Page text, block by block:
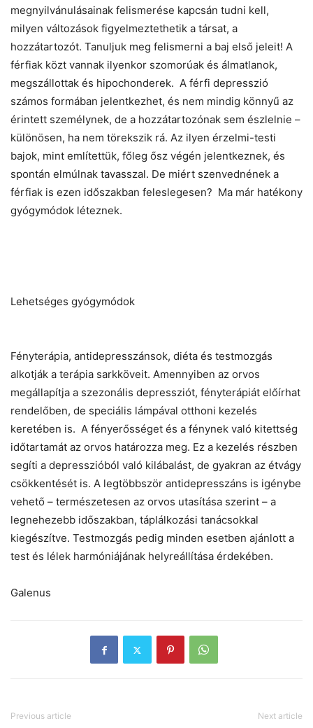
megnyilvánulásainak felismerése kapcsán tudni kell,
milyen változások figyelmeztethetik a társat, a
hozzátartozót. Tanuljuk meg felismerni a baj első jeleit! A
férfiak közt vannak ilyenkor szomorúak és álmatlanok,
megszállottak és hipochonderek. A férfi depresszió
számos formában jelentkezhet, és nem mindig könnyű az
érintett személynek, de a hozzátartozónak sem észlelnie –
különösen, ha nem törekszik rá. Az ilyen érzelmi-testi
bajok, mint említettük, főleg ősz végén jelentkeznek, és
spontán elmúlnak tavasszal. De miért szenvednének a
férfiak is ezen időszakban feleslegesen? Ma már hatékony
gyógymódok léteznek.
Lehetséges gyógymódok
Fényterápia, antidepresszánsok, diéta és testmozgás
alkotják a terápia sarkköveit. Amennyiben az orvos
megállapítja a szezonális depressziót, fényterápiát előírhat
rendelőben, de speciális lámpával otthoni kezelés
keretében is. A fényerősséget és a fénynek való kitettség
időtartamát az orvos határozza meg. Ez a kezelés részben
segíti a depresszióból való kilábalást, de gyakran az étvágy
csökkentését is. A legtöbbször antidepresszáns is igénybe
vehető – természetesen az orvos utasítása szerint – a
legnehezebb időszakban, táplálkozási tanácsokkal
kiegészítve. Testmozgás pedig minden esetben ajánlott a
test és lélek harmóniájának helyreállítása érdekében.
Galenus
Previous article Next article